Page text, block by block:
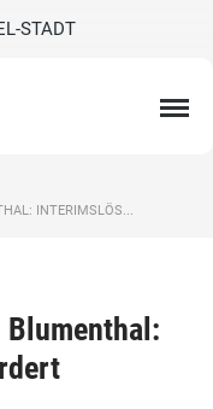
STADT
INTERIMSLÖS...